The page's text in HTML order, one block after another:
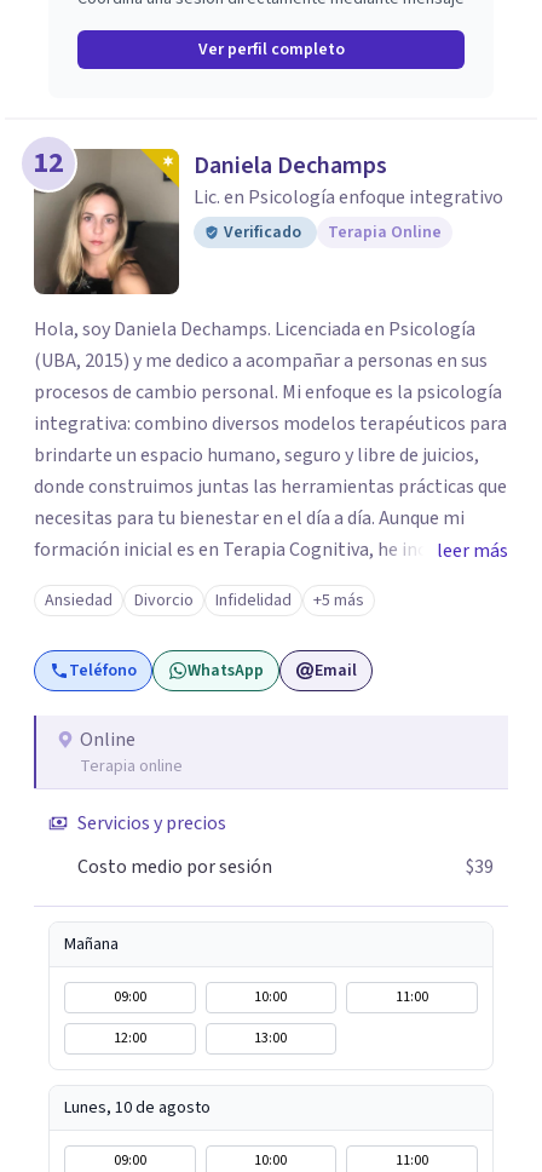
Ver perfil completo
12 Daniela Dechamps
Lic. en Psicología enfoque integrativo
Verificado Terapia Online
Hola, soy Daniela Dechamps. Licenciada en Psicología
(UBA, 2015) y me dedico a acompañar a personas en sus
procesos de cambio personal. Mi enfoque es la psicología
integrativa: combino diversos modelos terapéuticos para
brindarte un espacio humano, seguro y libre de juicios,
donde construimos juntas las herramientas prácticas que
necesitas para tu bienestar en el día a día. Aunque mi
formación inicial es en Terapia Cognitiva, he incorporado
enfoques como el Mindfulness y la Terapia de Aceptación
y Compromiso (ACT), adaptando el tratamiento a tus
necesidades particulares. Mi trayectoria es internacional
(Argentina, Estados Unidos, Europa y Asia). Además,
conectando con la realidad de las islas. Mis servicios son
100% online y accesibles. Si buscas un espacio de escucha
leer más
Ansiedad Divorcio Infidelidad +5 más
Teléfono WhatsApp Email
Online
Terapia online
Servicios y precios
Costo medio por sesión
$39
Mañana
09:00 10:00
11:00
12:00
13:00
Lunes, 10 de agosto
09:00 10:00
11:00